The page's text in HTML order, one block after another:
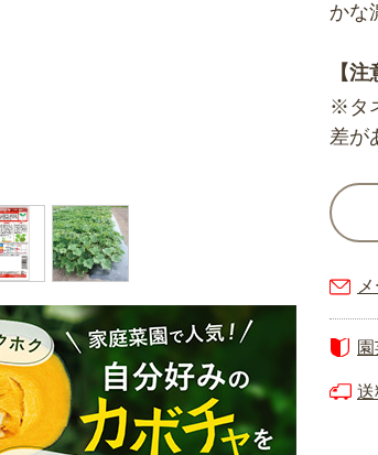
かな
【
※タ
差が
送